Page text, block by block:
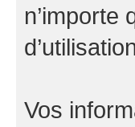
n’importe
Vos